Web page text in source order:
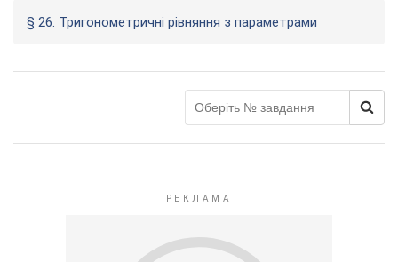
§ 26. Тригонометричні рівняння з параметрами